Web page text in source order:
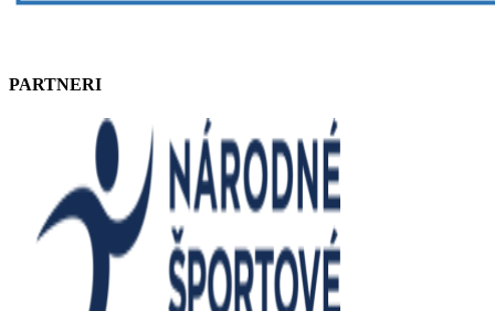
PARTNERI